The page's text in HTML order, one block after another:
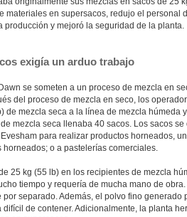
materiales en supersacos, redujo el personal
producción y mejoró la seguridad de la planta.
exigía un arduo trabajo
se someten a un proceso de mezcla en
del proceso de mezcla en seco, los
de mezcla seca a la línea de mezcla húmeda
mezcla seca llenaba 40 sacos. Los sacos
para realizar productos horneados,
horneados; o a pastelerías comerciales.
25 kg (55 lb) en los recipientes de mezcla
tiempo y requería de mucha mano de
separado. Además, el polvo fino generado
difícil de contener. Adicionalmente, la planta